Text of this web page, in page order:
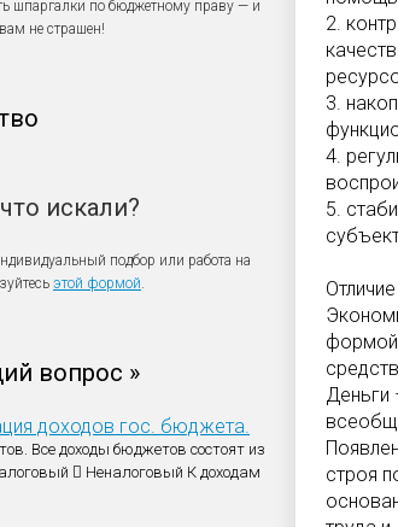
шпаргалки по бюджетному праву — и
не страшен!
искали?
подбор или работа на
этой формой.
вопрос »
доходов гос. бюджета.
Все доходы бюджетов состоят из
 Неналоговый К доходам
2.
3.
4.
5.
формой
Деньги
строя